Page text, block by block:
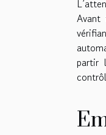
Avant
partir